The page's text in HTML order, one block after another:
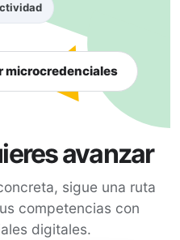
microcredenciales
avanzar
sigue una ruta
competencias con
digitales.